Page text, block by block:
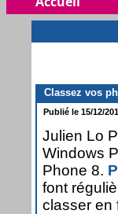
Classez vos
Publié le 15/12/
Julien Lo
Windows
Phone 8.
font
classer en